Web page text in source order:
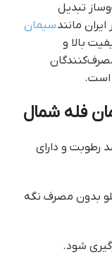
تبدیل
مانندسیمان
بالا و
است.
فله شمال
رطوبت و دارای
از ۳۰ روز در سیلو بدون مصرف نگه
شود.